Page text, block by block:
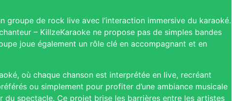
groupe de rock live avec l’interaction immersive du karaoké.
– KillzeKaraoke ne propose pas de simples bandes
joue également un rôle clé en accompagnant et en
où chaque chanson est interprétée en live, recréant
ou simplement pour profiter d’une ambiance musicale
spectacle. Ce projet brise les barrières entre les artistes